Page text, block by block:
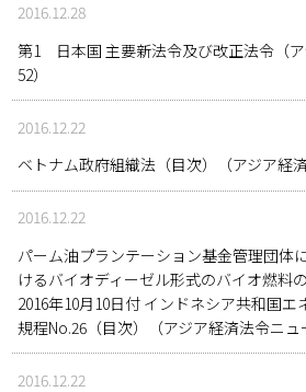
2016.12.28
第1 日本国 主要新法令及び改正法令（
52）
2016.12.22
ベトナム政府組織法（目次）（アジア経済
2016.12.22
パーム油プランテーション基金管理団体
けるバイオディーゼル形式のバイオ燃料
2016年10月10日付 インドネシア共和国
規程No.26（目次）（アジア経済法令ニュ
2016.12.22